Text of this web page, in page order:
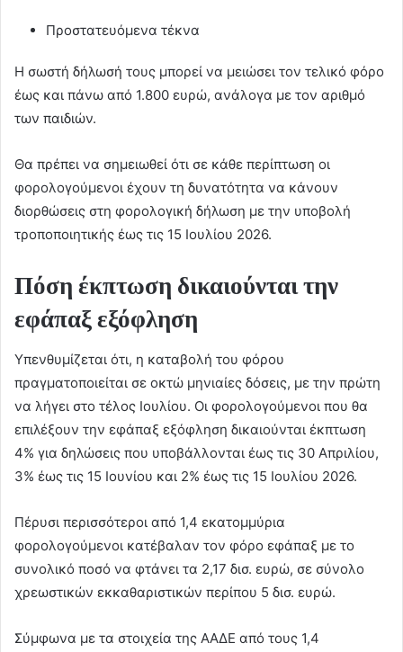
Προστατευόμενα τέκνα
Η σωστή δήλωσή τους μπορεί να μειώσει τον τελικό φόρο
έως και πάνω από 1.800 ευρώ, ανάλογα με τον αριθμό
των παιδιών.
Θα πρέπει να σημειωθεί ότι σε κάθε περίπτωση οι
φορολογούμενοι έχουν τη δυνατότητα να κάνουν
διορθώσεις στη φορολογική δήλωση με την υποβολή
τροποποιητικής έως τις 15 Ιουλίου 2026.
Πόση έκπτωση δικαιούνται την
εφάπαξ εξόφληση
Υπενθυμίζεται ότι, η καταβολή του φόρου
πραγματοποιείται σε οκτώ μηνιαίες δόσεις, με την πρώτη
να λήγει στο τέλος Ιουλίου. Οι φορολογούμενοι που θα
επιλέξουν την εφάπαξ εξόφληση δικαιούνται έκπτωση
4% για δηλώσεις που υποβάλλονται έως τις 30 Απριλίου,
3% έως τις 15 Ιουνίου και 2% έως τις 15 Ιουλίου 2026.
Πέρυσι περισσότεροι από 1,4 εκατομμύρια
φορολογούμενοι κατέβαλαν τον φόρο εφάπαξ με το
συνολικό ποσό να φτάνει τα 2,17 δισ. ευρώ, σε σύνολο
χρεωστικών εκκαθαριστικών περίπου 5 δισ. ευρώ.
Σύμφωνα με τα στοιχεία της ΑΑΔΕ από τους 1,4